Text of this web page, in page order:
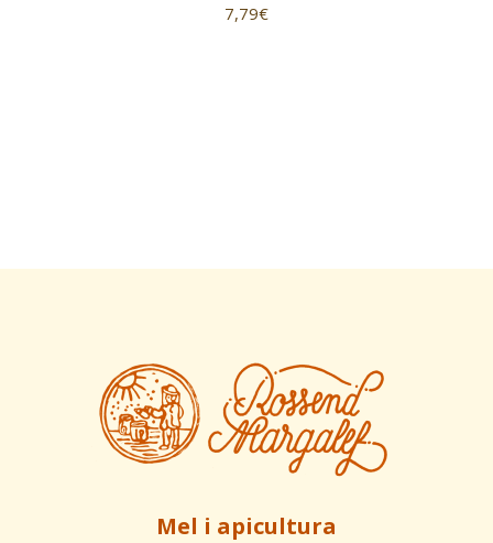
7,79€
Mel i apicultura